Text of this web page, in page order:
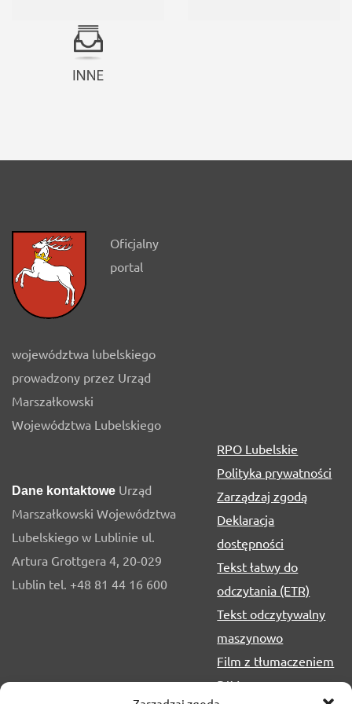
Oficjalny
portal
województwa lubelskiego
prowadzony przez Urząd
Marszałkowski
Województwa Lubelskiego
Dane kontaktowe Urząd
Marszałkowski Województwa
Lubelskiego w Lublinie ul.
Artura Grottgera 4, 20-029
Lublin tel. +48 81 44 16 600
RPO Lubelskie
Polityka prywatności
Zarządzaj zgodą
Deklaracja
dostępności
Tekst łatwy do
odczytania (ETR)
Tekst odczytywalny
maszynowo
Film z tłumaczeniem
PJM